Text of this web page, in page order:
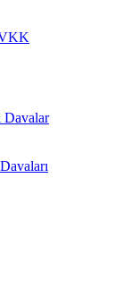
Davalar